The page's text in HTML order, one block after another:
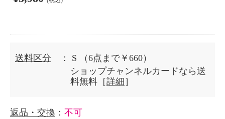
送料区分 ： S
（6点まで￥660）
ショップチャンネルカードなら送
料無料［詳細 ］
返品・交換 ： 不可